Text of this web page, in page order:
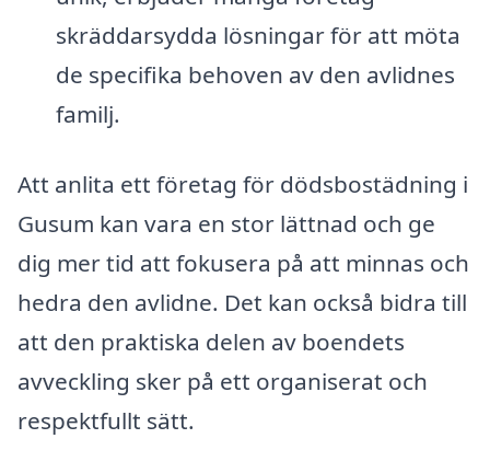
skräddarsydda lösningar för att möta
de specifika behoven av den avlidnes
familj.
Att anlita ett företag för dödsbostädning i
Gusum kan vara en stor lättnad och ge
dig mer tid att fokusera på att minnas och
hedra den avlidne. Det kan också bidra till
att den praktiska delen av boendets
avveckling sker på ett organiserat och
respektfullt sätt.